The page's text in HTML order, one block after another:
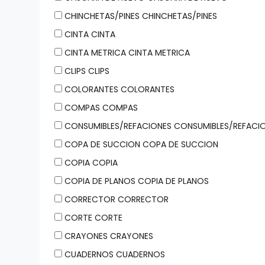
CHINCHETAS/PINES CHINCHETAS/PINES
CINTA CINTA
CINTA METRICA CINTA METRICA
CLIPS CLIPS
COLORANTES COLORANTES
COMPAS COMPAS
CONSUMIBLES/REFACIONES CONSUMIBLES/
COPA DE SUCCION COPA DE SUCCION
COPIA COPIA
COPIA DE PLANOS COPIA DE PLANOS
CORRECTOR CORRECTOR
CORTE CORTE
CRAYONES CRAYONES
CUADERNOS CUADERNOS